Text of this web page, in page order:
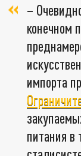
–
конечном
импорта
питания в